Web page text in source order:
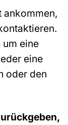
ankommen,
eine
eine
oder den